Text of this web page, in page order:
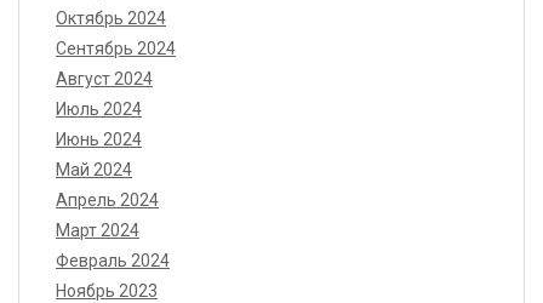
Октябрь 2024
Сентябрь 2024
Август 2024
Июль 2024
Июнь 2024
Май 2024
Апрель 2024
Март 2024
Февраль 2024
Ноябрь 2023